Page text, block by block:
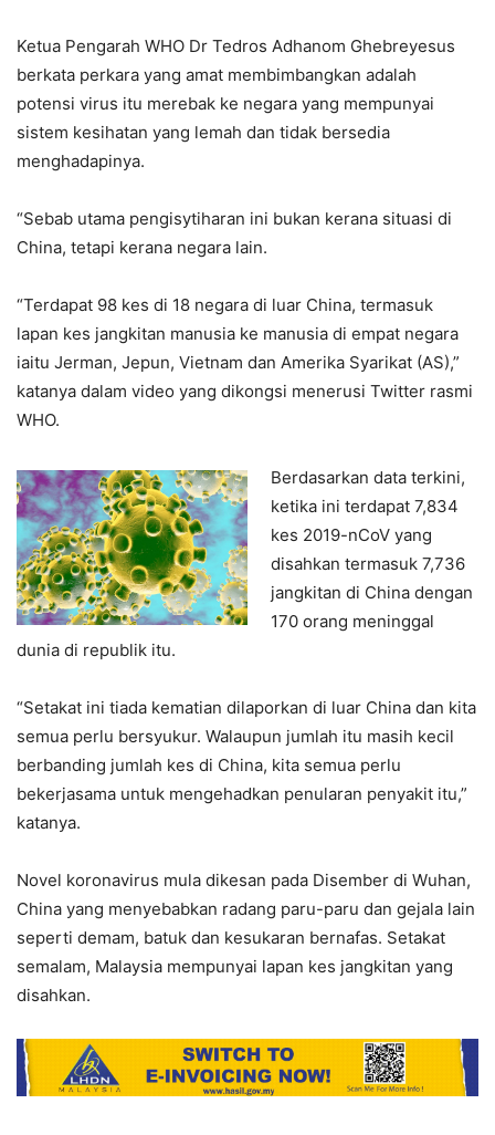
Ketua Pengarah WHO Dr Tedros Adhanom Ghebreyesus
berkata perkara yang amat membimbangkan adalah
potensi virus itu merebak ke negara yang mempunyai
sistem kesihatan yang lemah dan tidak bersedia
menghadapinya.
“Sebab utama pengisytiharan ini bukan kerana situasi di
China, tetapi kerana negara lain.
“Terdapat 98 kes di 18 negara di luar China, termasuk
lapan kes jangkitan manusia ke manusia di empat negara
iaitu Jerman, Jepun, Vietnam dan Amerika Syarikat (AS),”
katanya dalam video yang dikongsi menerusi Twitter rasmi
WHO.
Berdasarkan data terkini,
ketika ini terdapat 7,834
kes 2019-nCoV yang
disahkan termasuk 7,736
jangkitan di China dengan
170 orang meninggal
dunia di republik itu.
“Setakat ini tiada kematian dilaporkan di luar China dan kita
semua perlu bersyukur. Walaupun jumlah itu masih kecil
berbanding jumlah kes di China, kita semua perlu
bekerjasama untuk mengehadkan penularan penyakit itu,”
katanya.
Novel koronavirus mula dikesan pada Disember di Wuhan,
China yang menyebabkan radang paru-paru dan gejala lain
seperti demam, batuk dan kesukaran bernafas. Setakat
semalam, Malaysia mempunyai lapan kes jangkitan yang
disahkan.